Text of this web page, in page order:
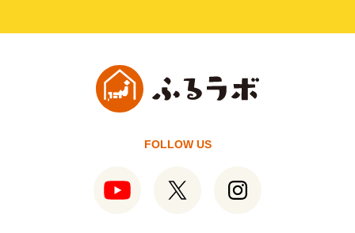
FOLLOW US